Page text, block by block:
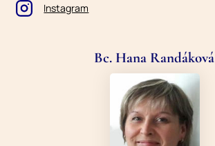
Instagram
Bc. Hana Randáková